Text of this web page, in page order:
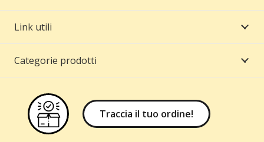
Link utili
Categorie prodotti
Traccia il tuo ordine!